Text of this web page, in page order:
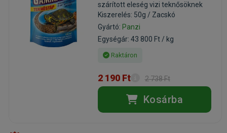
szárított eleség vizi teknősöknek
Kiszerelés: 50g / Zacskó
Gyártó: Panzi
Egységár: 43 800 Ft / kg
Raktáron
2 190 Ft 2 738 Ft
Kosárba